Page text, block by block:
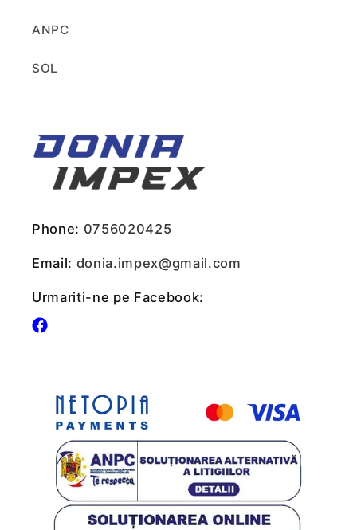
ANPC
SOL
Phone: 0756020425
Email: donia.impex@gmail.com
Urmariti-ne pe Facebook:
Facebook